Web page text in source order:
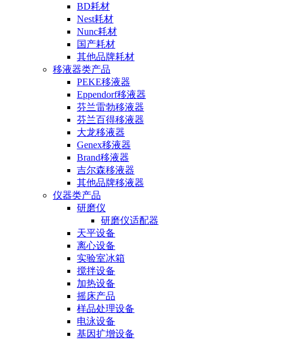
BD耗材
Nest耗材
Nunc耗材
国产耗材
其他品牌耗材
移液器类产品
PEKE移液器
Eppendorf移液器
芬兰雷勃移液器
芬兰百得移液器
大龙移液器
Genex移液器
Brand移液器
吉尔森移液器
其他品牌移液器
仪器类产品
研磨仪
研磨仪适配器
天平设备
离心设备
实验室冰箱
搅拌设备
加热设备
摇床产品
样品处理设备
电泳设备
基因扩增设备